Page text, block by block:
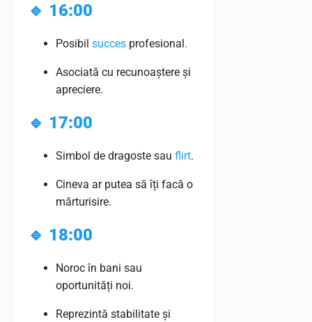
🔹 16:00
Posibil succes profesional.
Asociată cu recunoaștere și
apreciere.
🔹 17:00
Simbol de dragoste sau flirt.
Cineva ar putea să îți facă o
mărturisire.
🔹 18:00
Noroc în bani sau
oportunități noi.
Reprezintă stabilitate și